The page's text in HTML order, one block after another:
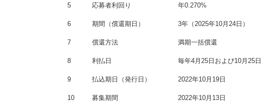
5 応募者利回り 年0.270%
6 期間（償還期日） 3年（2025年10月24日）
7 償還方法 満期一括償還
8 利払日 毎年4月25日および10月25日
9 払込期日（発行日） 2022年10月19日
10 募集期間 2022年10月13日